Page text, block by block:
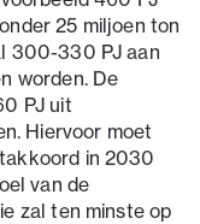
25 miljoen ton
300-330 PJ aan
worden. De
PJ uit
Hiervoor moet
in 2030
van de
zal ten minste op